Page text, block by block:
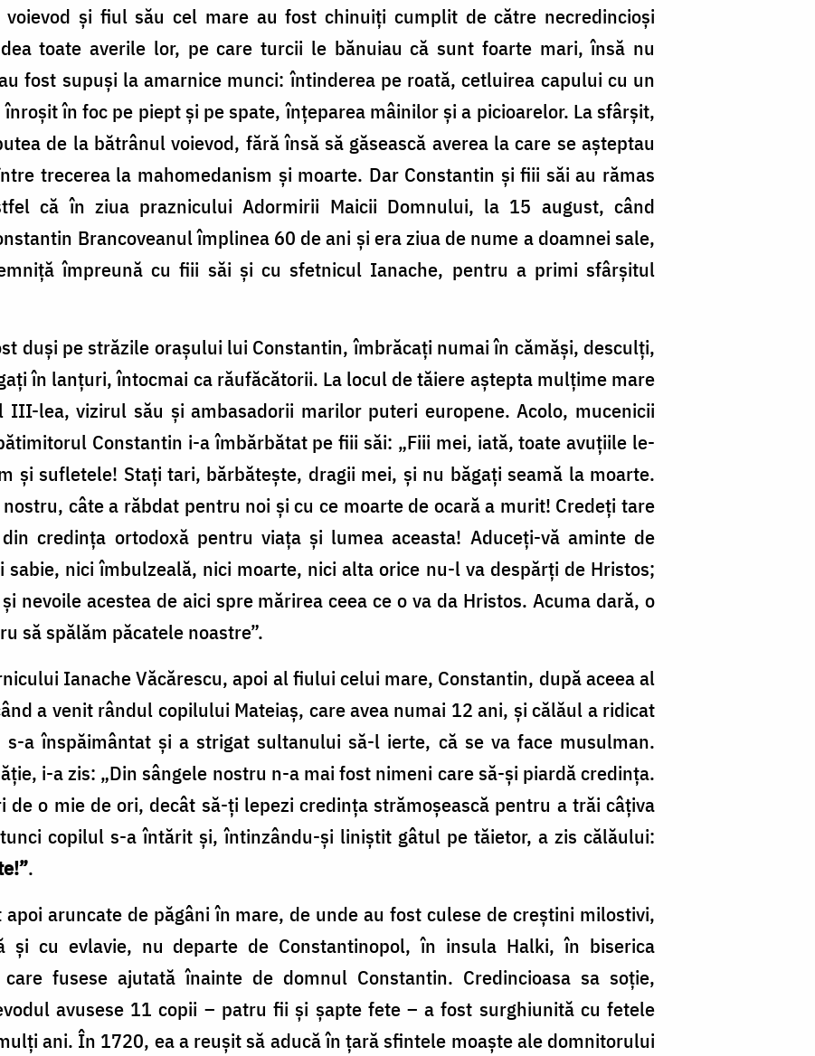
voievod și fiul său cel mare au fost chinuiți cumplit de către necredincioși
toate averile lor, pe care turcii le bănuiau că sunt foarte mari, însă nu
fost supuși la amarnice munci: întinderea pe roată, cetluirea capului cu un
în foc pe piept și pe spate, înțeparea mâinilor și a picioarelor. La sfârșit,
de la bătrânul voievod, fără însă să găsească averea la care se așteptau
trecerea la mahomedanism și moarte. Dar Constantin și fiii săi au rămas
că în ziua praznicului Adormirii Maicii Domnului, la 15 august, când
Brancoveanul împlinea 60 de ani și era ziua de nume a doamnei sale,
împreună cu fiii săi și cu sfetnicul Ianache, pentru a primi sfârșitul
duși pe străzile orașului lui Constantin, îmbrăcați numai în cămăși, desculți,
în lanțuri, întocmai ca răufăcătorii. La locul de tăiere aștepta mulțime mare
III-lea, vizirul său și ambasadorii marilor puteri europene. Acolo, mucenicii
Constantin i-a îmbărbătat pe fiii săi: „Fiii mei, iată, toate avuțiile le-
și sufletele! Stați tari, bărbătește, dragii mei, și nu băgați seamă la moarte.
câte a răbdat pentru noi și cu ce moarte de ocară a murit! Credeți tare
credința ortodoxă pentru viața și lumea aceasta! Aduceți-vă aminte de
sabie, nici îmbulzeală, nici moarte, nici alta orice nu-l va despărți de Hristos;
nevoile acestea de aici spre mărirea ceea ce o va da Hristos. Acuma dară, o
să spălăm păcatele noastre”.
Ianache Văcărescu, apoi al fiului celui mare, Constantin, după aceea al
a venit rândul copilului Mateiaș, care avea numai 12 ani, și călăul a ridicat
s-a înspăimântat și a strigat sultanului să-l ierte, că se va face musulman.
i-a zis: „Din sângele nostru n-a mai fost nimeni care să-și piardă credința.
de o mie de ori, decât să-ți lepezi credința strămoșească pentru a trăi câțiva
copilul s-a întărit și, întinzându-și liniștit gâtul pe tăietor, a zis călăului:
.
aruncate de păgâni în mare, de unde au fost culese de creștini milostivi,
și cu evlavie, nu departe de Constantinopol, în insula Halki, în biserica
fusese ajutată înainte de domnul Constantin. Credincioasa sa soție,
avusese 11 copii – patru fii și șapte fete – a fost surghiunită cu fetele
ani. În 1720, ea a reușit să aducă în țară sfintele moaște ale domnitorului